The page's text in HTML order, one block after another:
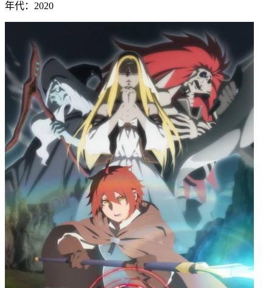
年代：2020